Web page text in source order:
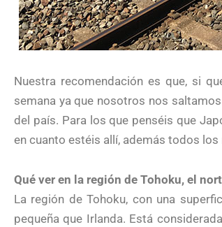
Nuestra recomendación es que, si
semana ya que nosotros nos
del país. Para los que penséis que
en cuanto estéis allí, además todos
Qué ver en la región de Tohoku, el
La región de Tohoku, con una
pequeña que Irlanda. Está